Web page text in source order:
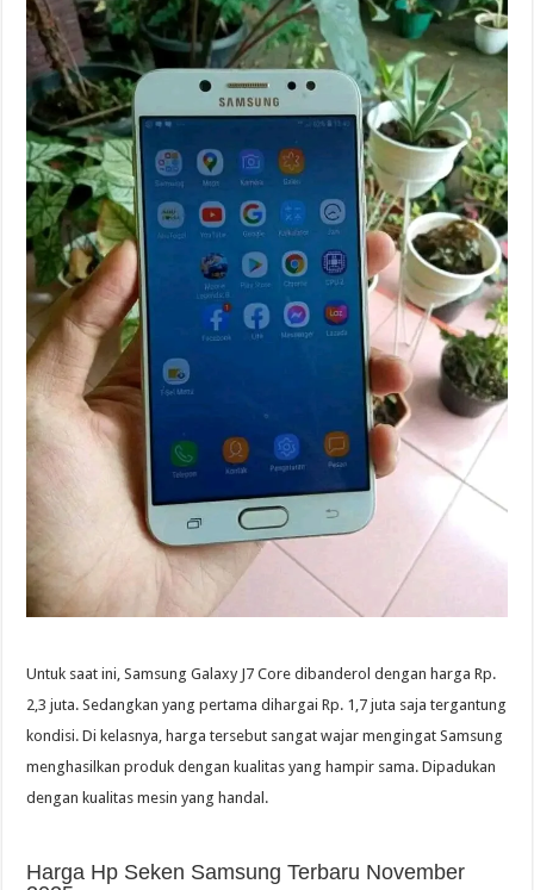
Untuk saat ini, Samsung Galaxy J7 Core dibanderol dengan harga Rp.
2,3 juta. Sedangkan yang pertama dihargai Rp. 1,7 juta saja tergantung
kondisi. Di kelasnya, harga tersebut sangat wajar mengingat Samsung
menghasilkan produk dengan kualitas yang hampir sama. Dipadukan
dengan kualitas mesin yang handal.
Harga Hp Seken Samsung Terbaru November